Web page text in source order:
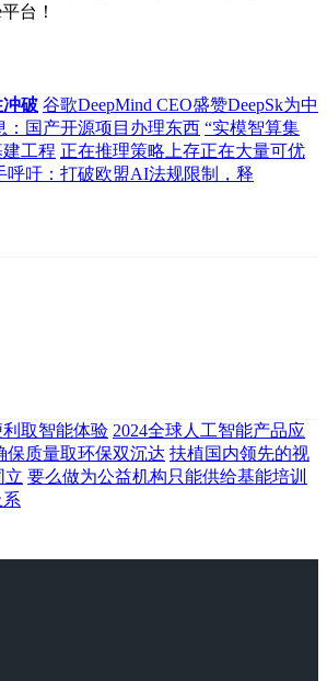
台！
破 谷歌DeepMind CEO盛赞DeepSk为中
：国产开源项目办理东西 “实模智算集
工程 正在推理策略上存正在大量可优
呼吁：打破欧盟AI法规限制，释
取智能体验 2024全球人工智能产品应
保质量取环保双沉达 扶植国内领先的视
立 要么做为公益机构只能供给基能培训